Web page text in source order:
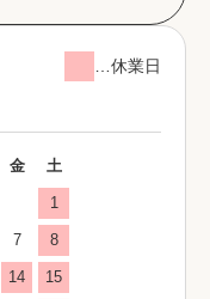
…休業日
金 土
1
7 8
14 15